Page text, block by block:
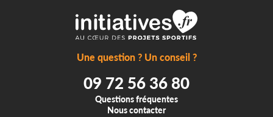
Une question ? Un conseil ?
09 72 56 36 80
Questions fréquentes
Nous contacter